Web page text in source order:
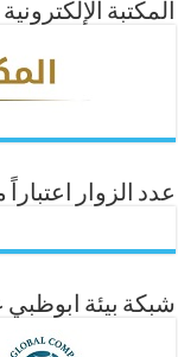
المكتبة الإلكترونية
عدد الزوار اعتباراً من 5/27/
شبكة بيئة